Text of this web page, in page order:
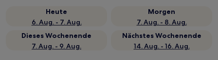
Heute
6. Aug. - 7. Aug.
Morgen
7. Aug. - 8. Aug.
Dieses Wochenende
7. Aug. - 9. Aug.
Nächstes Wochenende
14. Aug. - 16. Aug.